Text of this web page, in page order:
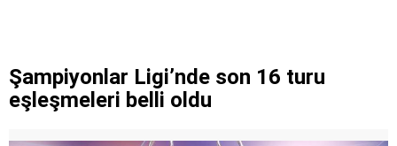
Şampiyonlar Ligi’nde son 16 turu
eşleşmeleri belli oldu